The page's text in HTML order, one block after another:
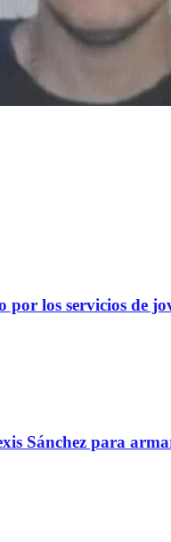
por los servicios de
Sánchez para